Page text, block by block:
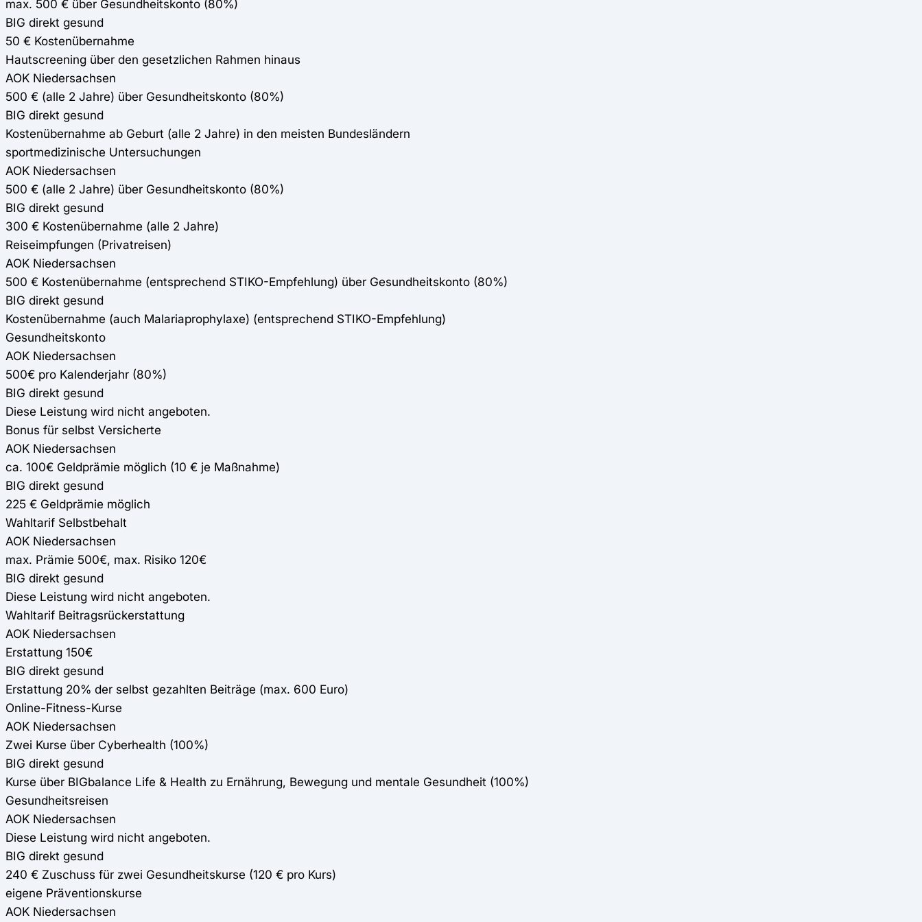
max. 500 € über Gesundheitskonto (80%)
BIG direkt gesund
50 € Kostenübernahme
Hautscreening über den gesetzlichen Rahmen hinaus
AOK Niedersachsen
500 € (alle 2 Jahre) über Gesundheitskonto (80%)
BIG direkt gesund
Kostenübernahme ab Geburt (alle 2 Jahre) in den meisten Bundesländern
sportmedizinische Untersuchungen
AOK Niedersachsen
500 € (alle 2 Jahre) über Gesundheitskonto (80%)
BIG direkt gesund
300 € Kostenübernahme (alle 2 Jahre)
Reiseimpfungen (Privatreisen)
AOK Niedersachsen
500 € Kostenübernahme (entsprechend STIKO-Empfehlung) über Gesundheitskonto (80%)
BIG direkt gesund
Kostenübernahme (auch Malariaprophylaxe) (entsprechend STIKO-Empfehlung)
Gesundheitskonto
AOK Niedersachsen
500€ pro Kalenderjahr (80%)
BIG direkt gesund
Diese Leistung wird nicht angeboten.
Bonus für selbst Versicherte
AOK Niedersachsen
ca. 100€ Geldprämie möglich (10 € je Maßnahme)
BIG direkt gesund
225 € Geldprämie möglich
Wahltarif Selbstbehalt
AOK Niedersachsen
max. Prämie 500€, max. Risiko 120€
BIG direkt gesund
Diese Leistung wird nicht angeboten.
Wahltarif Beitragsrückerstattung
AOK Niedersachsen
Erstattung 150€
BIG direkt gesund
Erstattung 20% der selbst gezahlten Beiträge (max. 600 Euro)
Online-Fitness-Kurse
AOK Niedersachsen
Zwei Kurse über Cyberhealth (100%)
BIG direkt gesund
Kurse über BIGbalance Life & Health zu Ernährung, Bewegung und mentale Gesundheit (100%)
Gesundheitsreisen
AOK Niedersachsen
Diese Leistung wird nicht angeboten.
BIG direkt gesund
240 € Zuschuss für zwei Gesundheitskurse (120 € pro Kurs)
eigene Präventionskurse
AOK Niedersachsen